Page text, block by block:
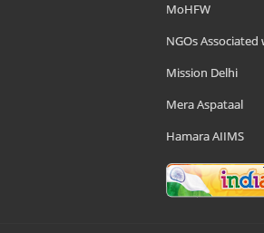
MoHFW
NGOs Associated
Mission Delhi
Mera Aspataal
Hamara AIIMS